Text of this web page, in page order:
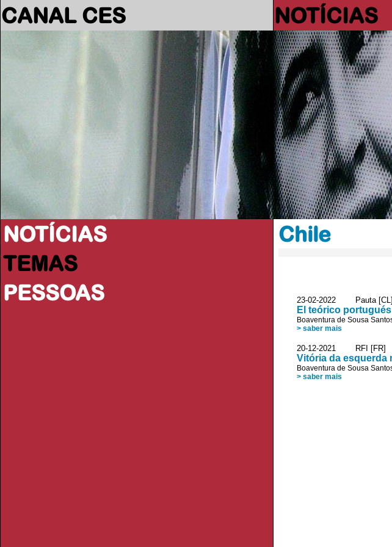
CANAL CES NOTÍCIAS
NOTÍCIAS
TEMAS
PESSOAS
Chile
23-02-2022 Pauta [CL]
El teórico
Boaventura de Sousa
> saber mais
20-12-2021 RFI [FR]
Vitória da esquerda
Boaventura de Sousa
> saber mais